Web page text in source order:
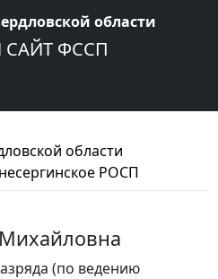
области
ФССП
области
РОСП
(по ведению